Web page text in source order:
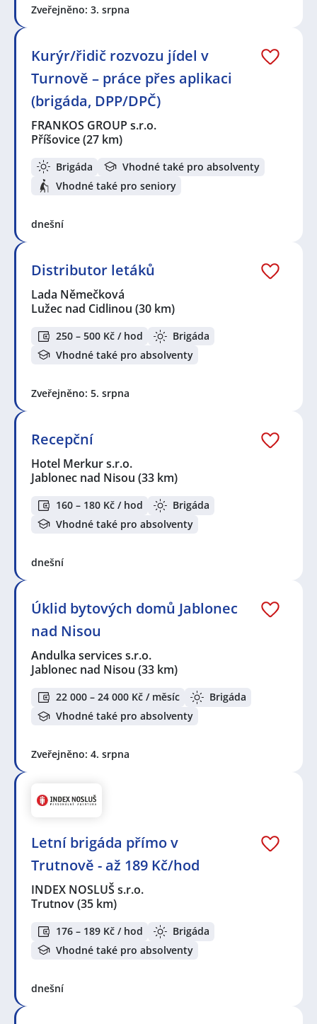
Zveřejněno: 3. srpna
Kurýr/řidič rozvozu jídel v
Turnově – práce přes aplikaci
(brigáda, DPP/DPČ)
FRANKOS GROUP s.r.o.
Příšovice(27 km)
Brigáda
Vhodné také pro absolventy
Vhodné také pro seniory
dnešní
Distributor letáků
Lada Němečková
Lužec nad Cidlinou (30 km)
250 – 500 Kč / hod
Brigáda
Vhodné také pro absolventy
Zveřejněno: 5. srpna
Recepční
Hotel Merkur s.r.o.
Jablonec nad Nisou (33 km)
160 – 180 Kč / hod
Brigáda
Vhodné také pro absolventy
dnešní
Úklid bytových domů Jablonec
nad Nisou
Andulka services s.r.o.
Jablonec nad Nisou (33 km)
22 000 – 24 000 Kč / měsíc
Brigáda
Vhodné také pro absolventy
Zveřejněno: 4. srpna
Letní brigáda přímo v
Trutnově - až 189 Kč/hod
INDEX NOSLUŠ s.r.o.
Trutnov(35 km)
176 – 189 Kč / hod
Brigáda
Vhodné také pro absolventy
dnešní